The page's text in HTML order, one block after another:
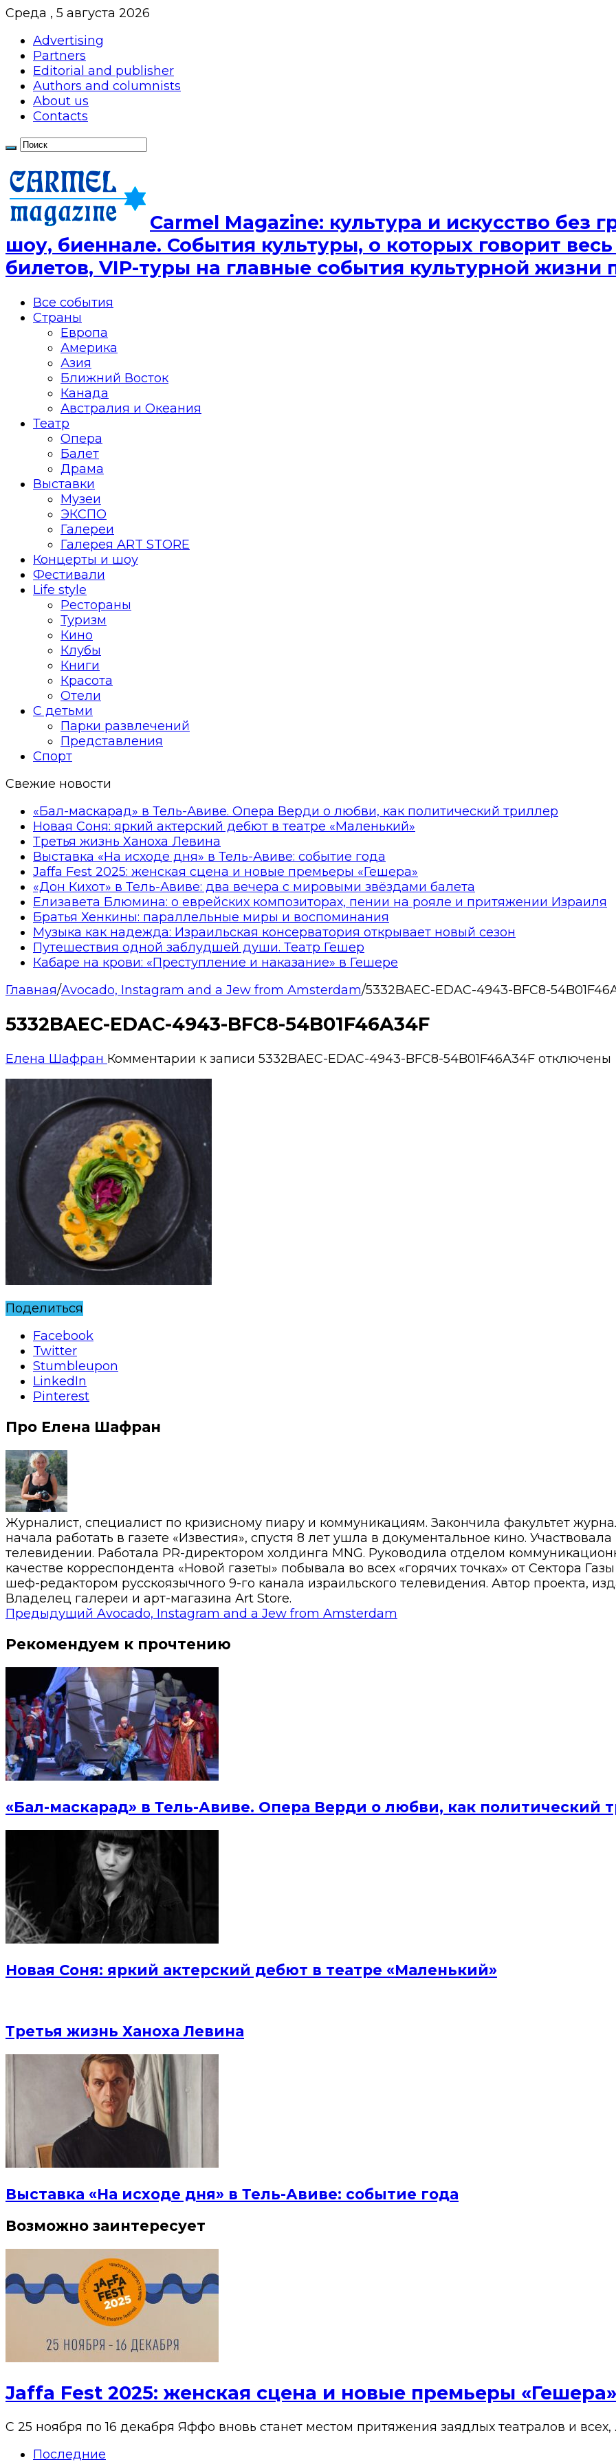
Среда , 5 августа 2026
Advertising
Partners
Editorial and publisher
Authors and columnists
About us
Contacts
Сarmel Magazine: культура и искусство
шоу, биеннале. События культуры, о которых говорит
билетов, VIP-туры на главные события культурной жизни
Все события
Страны
Европа
Америка
Азия
Ближний Восток
Канада
Австралия и Океания
Театр
Опера
Балет
Драма
Выставки
Музеи
ЭКСПО
Галереи
Галерея ART STORE
Концерты и шоу
Фестивали
Life style
Рестораны
Туризм
Кино
Клубы
Книги
Красота
Отели
С детьми
Парки развлечений
Представления
Спорт
Свежие новости
«Бал-маскарад» в Тель-Авиве. Опера Верди о любви, как политический триллер
Новая Соня: яркий актерский дебют в театре «Маленький»
Третья жизнь Ханоха Левина
Выставка «На исходе дня» в Тель-Авиве: событие года
Jaffa Fest 2025: женская сцена и новые премьеры «Гешера»
«Дон Кихот» в Тель-Авиве: два вечера с мировыми звёздами балета
Елизавета Блюмина: о еврейских композиторах, пении на рояле и притяжении Израиля
Братья Хенкины: параллельные миры и воспоминания
Музыка как надежда: Израильская консерватория открывает новый сезон
Путешествия одной заблудшей души. Театр Гешер
Кабаре на крови: «Преступление и наказание» в Гешере
Главная/Avocado, Instagram and a Jew from Amsterdam/5332BAEC-EDAC-4943-BFC8-
5332BAEC-EDAC-4943-BFC8-54B01F46A34F
Елена Шафран Комментарии к записи 5332BAEC-EDAC-4943-BFC8-54B01F46A34F отключены
Поделиться
Facebook
Twitter
Stumbleupon
LinkedIn
Pinterest
Про Елена Шафран
Журналист, специалист по кризисному пиару и коммуникациям. Закончила факультет
начала работать в газете «Известия», спустя 8 лет ушла в документальное кино.
телевидении. Работала PR-директором холдинга MNG. Руководила отделом
качестве корреспондента «Новой газеты» побывала во всех «горячих точках» от Сектора
шеф-редактором русскоязычного 9-го канала израильского телевидения. Автор проекта,
Владелец галереи и арт-магазина Art Store.
Предыдущий Avocado, Instagram and a Jew from Amsterdam
Рекомендуем к прочтению
«Бал-маскарад» в Тель-Авиве. Опера Верди о любви, как политический
Новая Соня: яркий актерский дебют в театре «Маленький»
Третья жизнь Ханоха Левина
Выставка «На исходе дня» в Тель-Авиве: событие года
Возможно заинтересует
Jaffa Fest 2025: женская сцена и новые премьеры «Гешера»
С 25 ноября по 16 декабря Яффо вновь станет местом притяжения заядлых театралов и всех,
Последние